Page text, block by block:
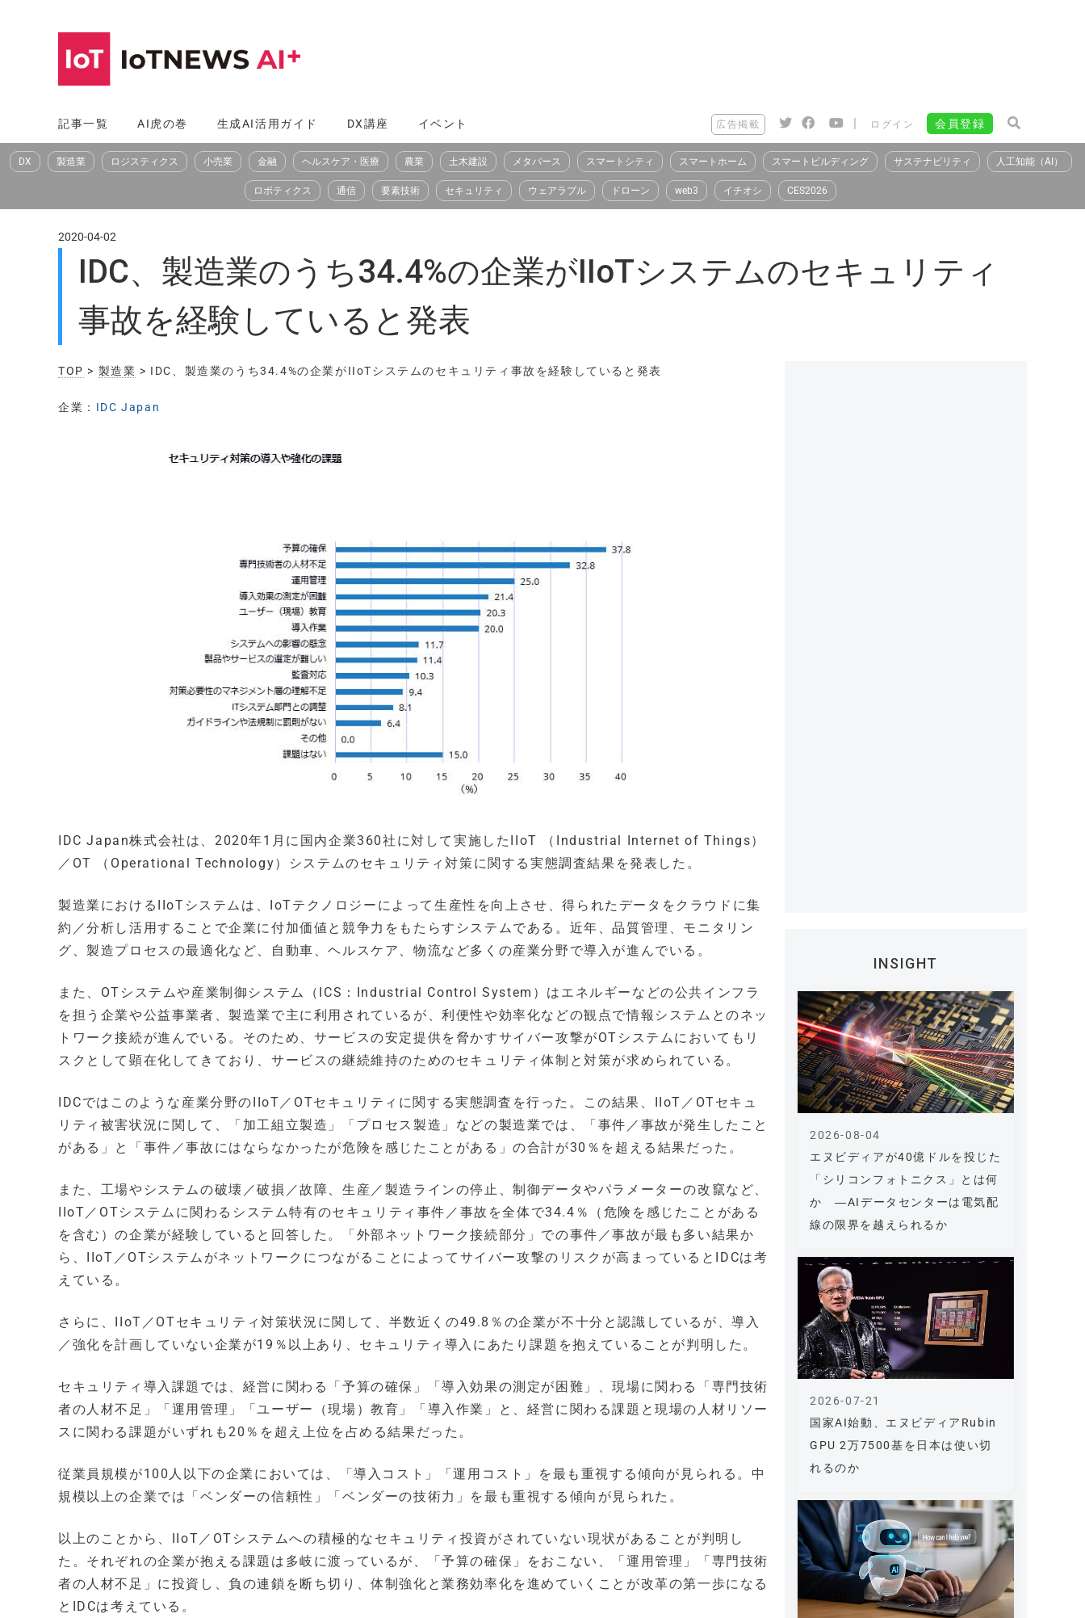
へ
ス
記事一覧 AI虎の巻 生成AI活用ガイド DX講座 イベント 広告掲載 | ログイン 会員登録
DX 製造業 ロジスティクス 小売業 金融 ヘルスケア・医療 農業 土木建設 メタバース スマートシティ スマートホーム スマートビルディング サステナビリティ 人工知能（AI）
ロボティクス 通信 要素技術 セキュリティ ウェアラブル ドローン web3 イチオシ CES2026
2020-04-02
IDC、製造業のうち34.4%の企業がIIoTシステムのセキュリティ
事故を経験していると発表
TOP > 製造業 > IDC、製造業のうち34.4%の企業がIIoTシステムのセキュリティ事故を経験していると発表
企業： IDC Japan
IDC Japan株式会社は、2020年1月に国内企業360社に対して実施したIIoT （Industrial Internet of Things）
／OT （Operational Technology）システムのセキュリティ対策に関する実態調査結果を発表した。
製造業におけるIIoTシステムは、IoTテクノロジーによって生産性を向上させ、得られたデータをクラウドに集
約／分析し活用することで企業に付加価値と競争力をもたらすシステムである。近年、品質管理、モニタリン
グ、製造プロセスの最適化など、自動車、ヘルスケア、物流など多くの産業分野で導入が進んでいる。
また、OTシステムや産業制御システム（ICS：Industrial Control System）はエネルギーなどの公共インフラ
を担う企業や公益事業者、製造業で主に利用されているが、利便性や効率化などの観点で情報システムとのネッ
トワーク接続が進んでいる。そのため、サービスの安定提供を脅かすサイバー攻撃がOTシステムにおいてもリ
スクとして顕在化してきており、サービスの継続維持のためのセキュリティ体制と対策が求められている。
IDCではこのような産業分野のIIoT／OTセキュリティに関する実態調査を行った。この結果、IIoT／OTセキュ
リティ被害状況に関して、「加工組立製造」「プロセス製造」などの製造業では、「事件／事故が発生したこと
がある」と「事件／事故にはならなかったが危険を感じたことがある」の合計が30％を超える結果だった。
また、工場やシステムの破壊／破損／故障、生産／製造ラインの停止、制御データやパラメーターの改竄など、
IIoT／OTシステムに関わるシステム特有のセキュリティ事件／事故を全体で34.4％（危険を感じたことがある
を含む）の企業が経験していると回答した。「外部ネットワーク接続部分」での事件／事故が最も多い結果か
ら、IIoT／OTシステムがネットワークにつながることによってサイバー攻撃のリスクが高まっているとIDCは考
えている。
さらに、IIoT／OTセキュリティ対策状況に関して、半数近くの49.8％の企業が不十分と認識しているが、導入
／強化を計画していない企業が19％以上あり、セキュリティ導入にあたり課題を抱えていることが判明した。
セキュリティ導入課題では、経営に関わる「予算の確保」「導入効果の測定が困難」、現場に関わる「専門技術
者の人材不足」「運用管理」「ユーザー（現場）教育」「導入作業」と、経営に関わる課題と現場の人材リソー
スに関わる課題がいずれも20％を超え上位を占める結果だった。
従業員規模が100人以下の企業においては、「導入コスト」「運用コスト」を最も重視する傾向が見られる。中
規模以上の企業では「ベンダーの信頼性」「ベンダーの技術力」を最も重視する傾向が見られた。
以上のことから、IIoT／OTシステムへの積極的なセキュリティ投資がされていない現状があることが判明し
た。それぞれの企業が抱える課題は多岐に渡っているが、「予算の確保」をおこない、「運用管理」「専門技術
者の人材不足」に投資し、負の連鎖を断ち切り、体制強化と業務効率化を進めていくことが改革の第一歩になる
とIDCは考えている。
INSIGHT
エヌビディアが40億ドルを投じた
「シリコンフォトニクス」とは何
か ―AIデータセンターは電気配
線の限界を越えられるか
2026-08-04
国家AI始動、エヌビディアRubin
GPU 2万7500基を日本は使い切
れるのか
2026-07-21